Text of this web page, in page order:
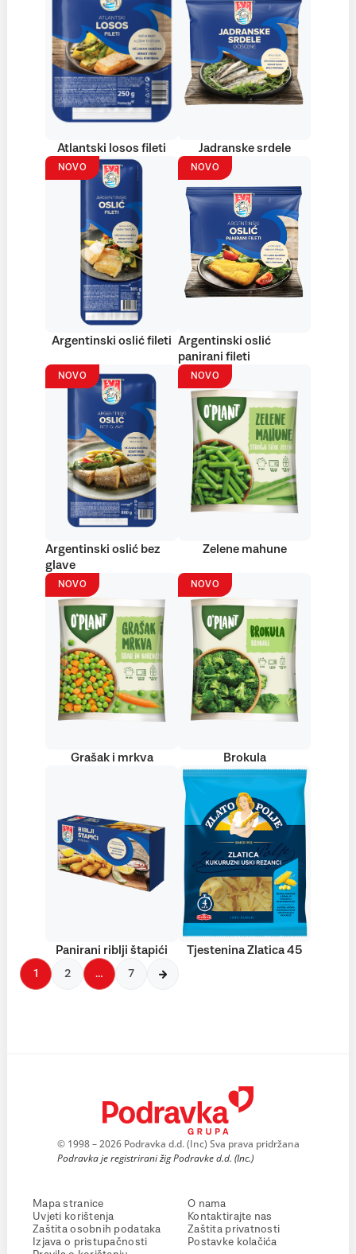
Atlantski losos fileti Jadranske srdele
NOVO
Argentinski oslić fileti
NOVO
Argentinski oslić
panirani fileti
NOVO
Argentinski oslić bez
glave
NOVO
Zelene mahune
NOVO
Grašak i mrkva
NOVO
Brokula
Panirani riblji štapići Tjestenina Zlatica 45
1 2 … 7
© 1998 – 2026 Podravka d.d. (Inc) Sva prava pridržana
Podravka je registrirani žig Podravke d.d. (Inc.)
Mapa stranice
Uvjeti korištenja
Zaštita osobnih podataka
Izjava o pristupačnosti
O nama
Kontaktirajte nas
Zaštita privatnosti
Postavke kolačića